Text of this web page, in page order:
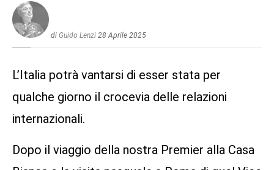
di Guido Lenzi 28 Aprile 2025
L’Italia potrà vantarsi di esser stata per
qualche giorno il crocevia delle relazioni
internazionali.
Dopo il viaggio della nostra Premier alla Casa